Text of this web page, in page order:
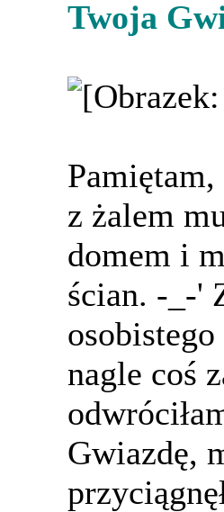
Twoja
z żalem
domem i
ścian. -_-'
nagle coś
Gwiazdę,